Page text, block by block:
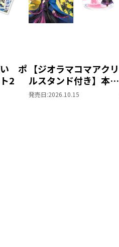
い ポ
2
【ジオラマコマアクリ
ルスタンド付き】本好
きの下剋上 ～ハンネ
発売日:2026.10.15